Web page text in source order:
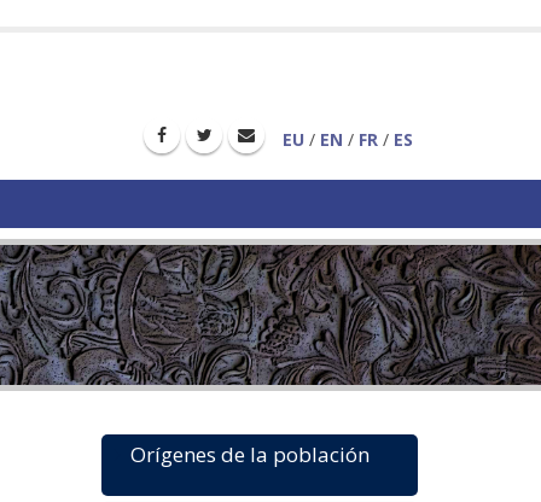
EU / EN / FR / ES
Orígenes de la población